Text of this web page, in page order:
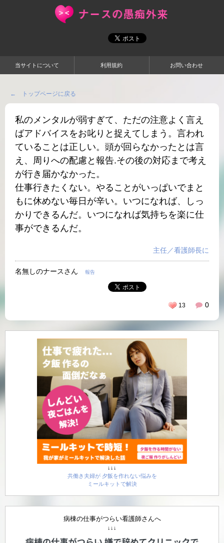
当サイトについて 利用規約 お問い合わせ
← トップページに戻る
私のメンタルが弱すぎて、ただの注意よく言え
ばアドバイスをお叱りと捉えてしまう。言われ
ていることは正しい。頭が回らなかったとは言
え、周りへの配慮と報告.その後の対応まで考え
が行き届かなかった。
仕事行きたくない。やることがいっぱいでまと
もに休めない毎日が辛い。いつになれば、しっ
かりできるんだ。いつになれば気持ちを楽に仕
事ができるんだ。
主任／看護師長に
名無しのナースさん 報告
0
13
↓↓↓
共働き夫婦が 夕飯を作れない悩みを
ミールキットで解決
病棟の仕事がつらい看護師さんへ
↓↓↓